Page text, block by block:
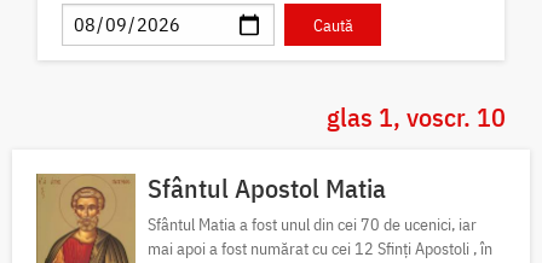
glas 1, voscr. 10
Sfântul Apostol Matia
Sfântul Matia a fost unul din cei 70 de ucenici, iar
mai apoi a fost numărat cu cei 12 Sfinți Apostoli , în